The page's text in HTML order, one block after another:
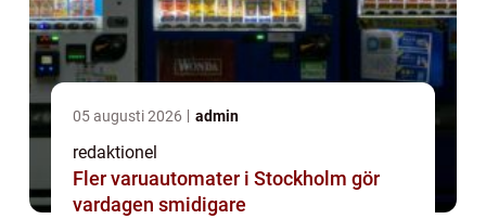
05 augusti 2026 admin
redaktionel
Fler varuautomater i Stockholm gör
vardagen smidigare